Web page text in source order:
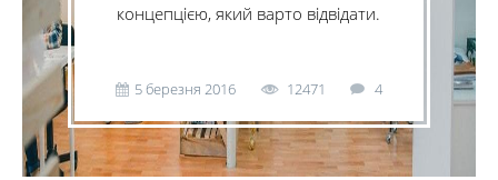
концепцією, який варто відвідати.
5 березня 2016 12471 4